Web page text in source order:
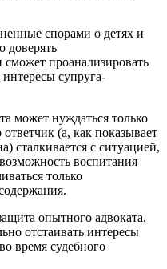
спорами о детях и
доверять
проанализировать
супруга-
может нуждаться только
(а, как показывает
сталкивается с ситуацией,
воспитания
только
опытного адвоката,
отстаивать интересы
время судебного